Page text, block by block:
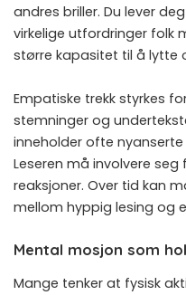
andres briller. Du lever
virkelige utfordringer folk
større kapasitet til å lytte
Empatiske trekk styrkes
stemninger og
inneholder ofte nyanserte
Leseren må involvere
reaksjoner. Over tid kan
mellom hyppig lesing og
Mental mosjon som
Mange tenker at fysisk